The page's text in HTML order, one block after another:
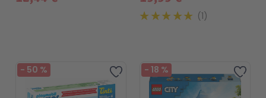
1
Zur Wunschliste
- 50 % - 18 %